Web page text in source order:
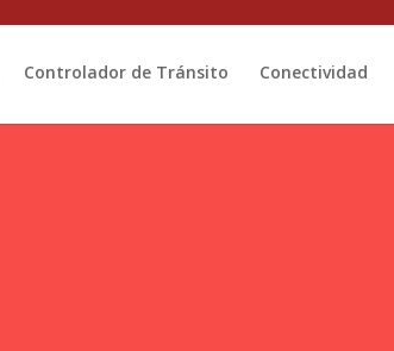
Controlador de Tránsito Conectividad